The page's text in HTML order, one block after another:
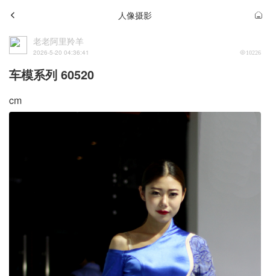
人像摄影
老老阿里羚羊
2026-5-20 04:36:41 10226
车模系列 60520
cm